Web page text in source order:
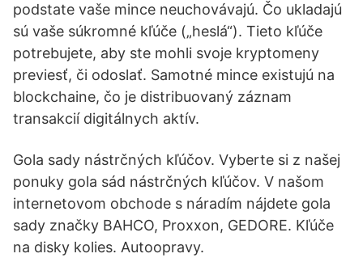
podstate vaše mince neuchovávajú. Čo ukladajú
sú vaše súkromné kľúče („heslá“). Tieto kľúče
potrebujete, aby ste mohli svoje kryptomeny
previesť, či odoslať. Samotné mince existujú na
blockchaine, čo je distribuovaný záznam
transakcií digitálnych aktív.
Gola sady nástrčných kľúčov. Vyberte si z našej
ponuky gola sád nástrčných kľúčov. V našom
internetovom obchode s náradím nájdete gola
sady značky BAHCO, Proxxon, GEDORE. Kľúče
na disky kolies. Autoopravy.